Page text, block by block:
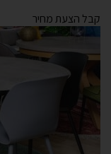
קבל הצעת מחיר